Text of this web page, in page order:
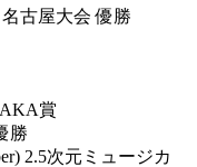
古屋大会 優勝
賞
勝
2.5次元ミュージカ